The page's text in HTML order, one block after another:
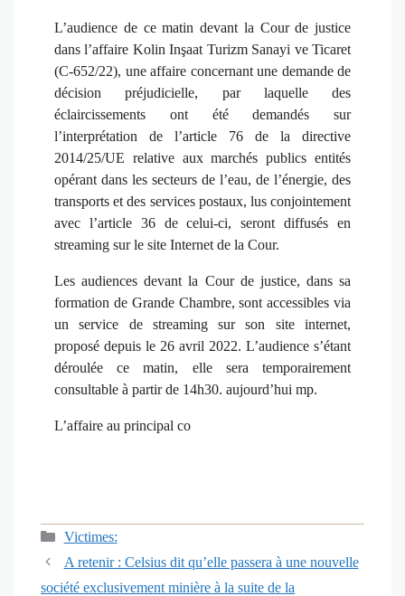
L’audience de ce matin devant la Cour de justice
dans l’affaire Kolin Inşaat Turizm Sanayi ve Ticaret
(C-652/22), une affaire concernant une demande de
décision préjudicielle, par laquelle des
éclaircissements ont été demandés sur
l’interprétation de l’article 76 de la directive
2014/25/UE relative aux marchés publics entités
opérant dans les secteurs de l’eau, de l’énergie, des
transports et des services postaux, lus conjointement
avec l’article 36 de celui-ci, seront diffusés en
streaming sur le site Internet de la Cour.
Les audiences devant la Cour de justice, dans sa
formation de Grande Chambre, sont accessibles via
un service de streaming sur son site internet,
proposé depuis le 26 avril 2022. L’audience s’étant
déroulée ce matin, elle sera temporairement
consultable à partir de 14h30. aujourd’hui mp.
L’affaire au principal co
Catégories
Victimes:
Navigation
A retenir : Celsius dit qu’elle passera à une nouvelle
société exclusivement minière à la suite de la